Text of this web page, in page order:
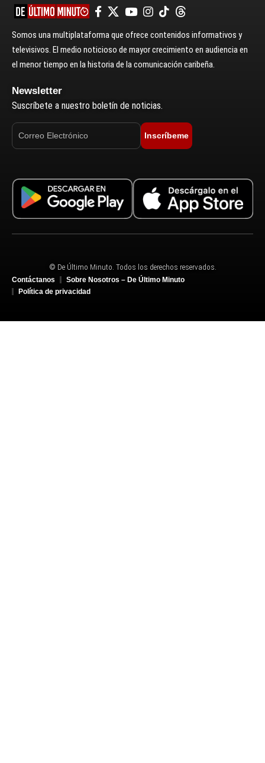
Somos una multiplataforma que ofrece contenidos informativos y
televisivos. El medio noticioso de mayor crecimiento en audiencia en
el menor tiempo en la historia de la comunicación caribeña.
Newsletter
Suscríbete a nuestro boletín de noticias.
Inscríbeme
© De Último Minuto. Todos los derechos reservados.
Contáctanos
Sobre Nosotros – De Último Minuto
Política de privacidad